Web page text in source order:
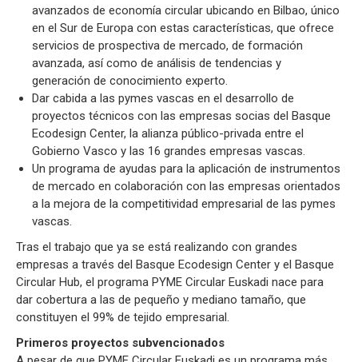
avanzados de economía circular ubicando en Bilbao, único
en el Sur de Europa con estas características, que ofrece
servicios de prospectiva de mercado, de formación
avanzada, así como de análisis de tendencias y
generación de conocimiento experto.
Dar cabida a las pymes vascas en el desarrollo de
proyectos técnicos con las empresas socias del Basque
Ecodesign Center, la alianza público-privada entre el
Gobierno Vasco y las 16 grandes empresas vascas.
Un programa de ayudas para la aplicación de instrumentos
de mercado en colaboración con las empresas orientados
a la mejora de la competitividad empresarial de las pymes
vascas.
Tras el trabajo que ya se está realizando con grandes
empresas a través del Basque Ecodesign Center y el Basque
Circular Hub, el programa PYME Circular Euskadi nace para
dar cobertura a las de pequeño y mediano tamaño, que
constituyen el 99% de tejido empresarial.
Primeros proyectos subvencionados